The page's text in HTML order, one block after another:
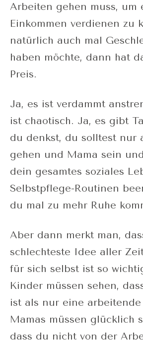
Arbeiten gehen muss, um
Einkommen verdienen zu
natürlich auch mal
haben möchte, dann hat
Preis.
Ja, es ist verdammt
ist chaotisch. Ja, es gibt
du denkst, du solltest nur
gehen und Mama sein
dein gesamtes soziales
Selbstpflege-Routinen
du mal zu mehr Ruhe
Aber dann merkt man,
schlechteste Idee aller
für sich selbst ist so
Kinder müssen sehen,
ist als nur eine
Mamas müssen glücklich
dass du nicht von der